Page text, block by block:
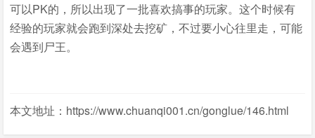
可以PK的，所以出现了一批喜欢搞事的玩家。这个时候有
经验的玩家就会跑到深处去挖矿，不过要小心往里走，可能
会遇到尸王。
本文地址：https://www.chuanqi001.cn/gonglue/146.html